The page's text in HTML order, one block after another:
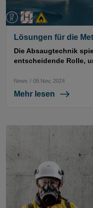
Lösungen für die
Die Absaugtechnik
entscheidende Rolle,
News / 05 Nov, 2024
Mehr lesen